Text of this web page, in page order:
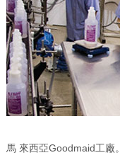
馬 來西亞Goodmaid工廠。